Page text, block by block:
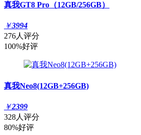
真我GT8 Pro（12GB/256GB）
￥3994
276人评分
100%好评
真我Neo8(12GB+256GB)
￥2399
328人评分
80%好评